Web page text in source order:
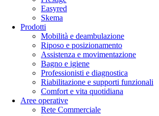
Easyred
Skema
Prodotti
Mobilità e deambulazione
Riposo e posizionamento
Assistenza e movimentazione
Bagno e igiene
Professionisti e diagnostica
Riabilitazione e supporti funzionali
Comfort e vita quotidiana
Aree operative
Rete Commerciale